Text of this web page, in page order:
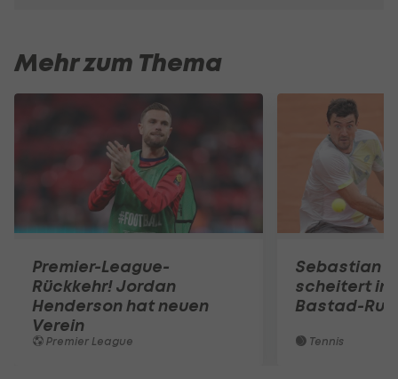
Mehr zum Thema
Premier-League-
Rückkehr! Jordan
Henderson hat neuen
Verein
Premier League
Sebastian
scheitert in
Bastad-
Tennis